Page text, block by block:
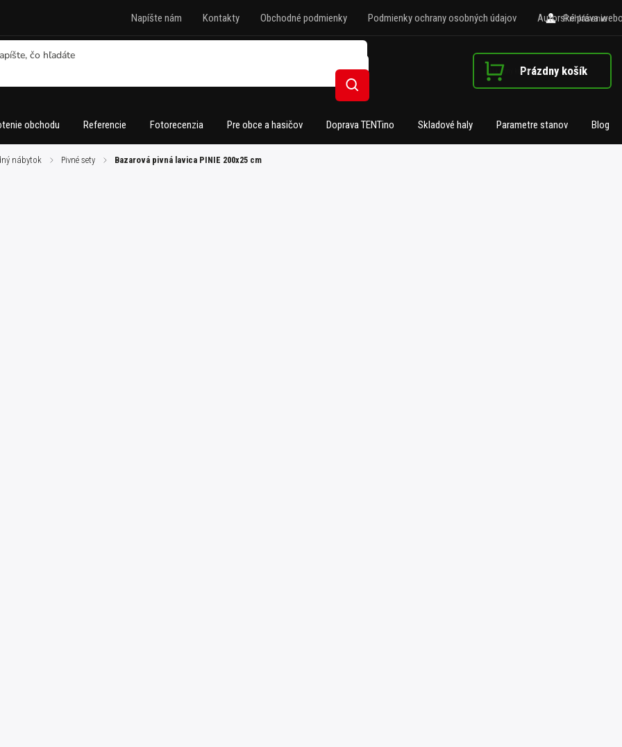
Napíšte nám Kontakty Obchodné podmienky Podmienky ochrany osobných údajov Autorské práva
Prihlásenie
Hľadať
Nákupný košíkPrázdny košík
obchodu Referencie Fotorecenzia Pre obce a hasičov Doprava TENTino Skladové haly Parametre stanov Blog
nábytok / Pivné sety / Bazarová pivná lavica PINIE 200x25 cm